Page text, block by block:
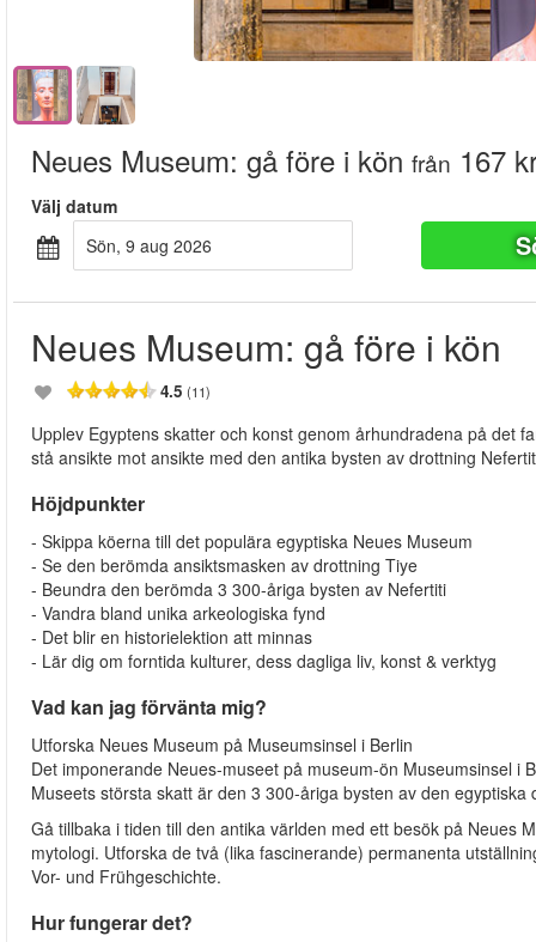
Neues Museum: gå före i kön från 167
Välj datum
sön, 9 aug 2026
Neues Museum: gå före i kön
4.5 (11)
Upplev Egyptens skatter och konst genom århundradena på det
stå ansikte mot ansikte med den antika bysten av drottning
Höjdpunkter
- Skippa köerna till det populära egyptiska Neues Museum
- Se den berömda ansiktsmasken av drottning Tiye
- Beundra den berömda 3 300-åriga bysten av Nefertiti
- Vandra bland unika arkeologiska fynd
- Det blir en historielektion att minnas
- Lär dig om forntida kulturer, dess dagliga liv, konst & verktyg
Vad kan jag förvänta mig?
Utforska Neues Museum på Museumsinsel i Berlin
Det imponerande Neues-museet på museum-ön Museumsinsel
Museets största skatt är den 3 300-åriga bysten av den
Gå tillbaka i tiden till den antika världen med ett besök på Neues
mytologi. Utforska de två (lika fascinerande) permanenta
Vor- und Frühgeschichte.
Hur fungerar det?